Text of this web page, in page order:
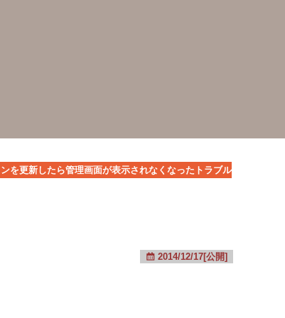
を更新したら管理画面が表示されなくなったトラブル
2014/12/17[公開]